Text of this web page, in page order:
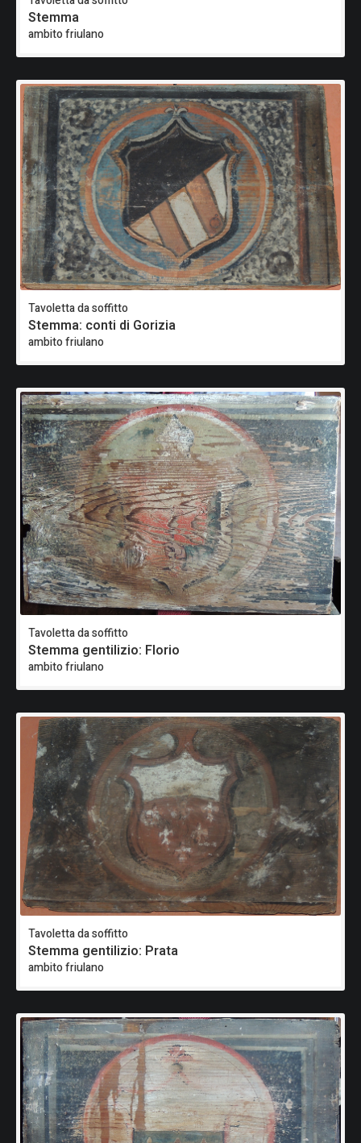
Stemma
ambito friulano
Tavoletta da soffitto
Stemma: conti di Gorizia
ambito friulano
Tavoletta da soffitto
Stemma gentilizio: Florio
ambito friulano
Tavoletta da soffitto
Stemma gentilizio: Prata
ambito friulano